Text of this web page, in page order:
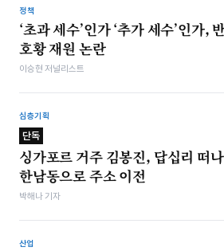
정책
‘초과 세수’인가 ‘추가 세수’인가,
호황 재원 논란
이승현 저널리스트
심층기획
단독
싱가포르 거주 김봉진, 답십리 떠나
한남동으로 주소 이전
박해나 기자
산업